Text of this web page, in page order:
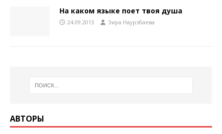
На каком языке поет твоя душа
24.09.2013 Зира Наурзбаева
АВТОРЫ